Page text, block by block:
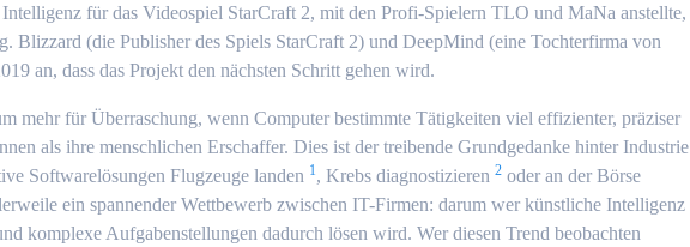
für das Videospiel StarCraft 2, mit den Profi-Spielern TLO und MaNa anstellte,
Blizzard (die Publisher des Spiels StarCraft 2) und DeepMind (eine Tochterfirma von
an, dass das Projekt den nächsten Schritt gehen wird.
mehr für Überraschung, wenn Computer bestimmte Tätigkeiten viel effizienter, präziser
als ihre menschlichen Erschaffer. Dies ist der treibende Grundgedanke hinter Industrie
Softwarelösungen Flugzeuge landen 1 , Krebs diagnostizieren 2 oder an der Börse
ein spannender Wettbewerb zwischen IT-Firmen: darum wer künstliche Intelligenz
komplexe Aufgabenstellungen dadurch lösen wird. Wer diesen Trend beobachten